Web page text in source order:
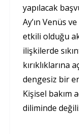
yapılacak
Ay’ın Venüs
etkili olduğu
ilişkilerde
kırıklıklarına
dengesiz bir
Kişisel bakım
diliminde